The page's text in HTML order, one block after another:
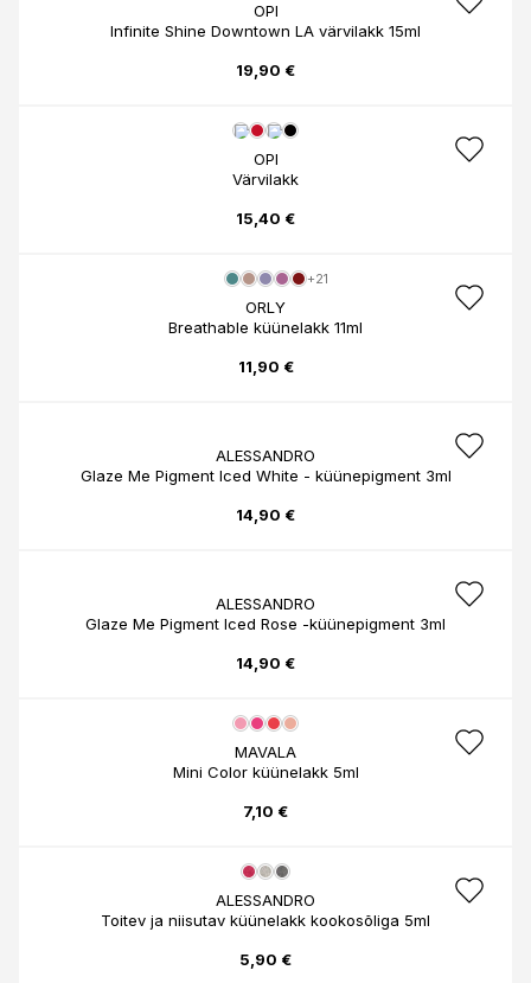
OPI
Infinite Shine Downtown LA värvilakk 15ml
19,90 €
OPI
Värvilakk
15,40 €
+21
ORLY
Breathable küünelakk 11ml
11,90 €
ALESSANDRO
Glaze Me Pigment Iced White - küünepigment 3ml
14,90 €
ALESSANDRO
Glaze Me Pigment Iced Rose -küünepigment 3ml
14,90 €
MAVALA
Mini Color küünelakk 5ml
7,10 €
ALESSANDRO
Toitev ja niisutav küünelakk kookosõliga 5ml
5,90 €